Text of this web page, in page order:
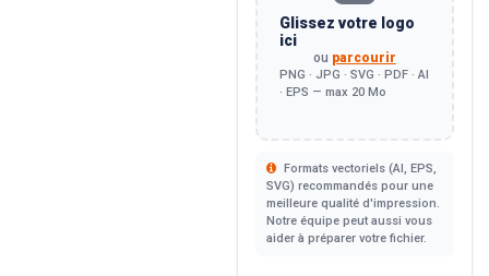
Glissez votre logo
ici
ou parcourir
PNG · JPG · SVG · PDF · AI
· EPS — max 20 Mo
Formats vectoriels (AI, EPS,
SVG) recommandés pour une
meilleure qualité d'impression.
Notre équipe peut aussi vous
aider à préparer votre fichier.